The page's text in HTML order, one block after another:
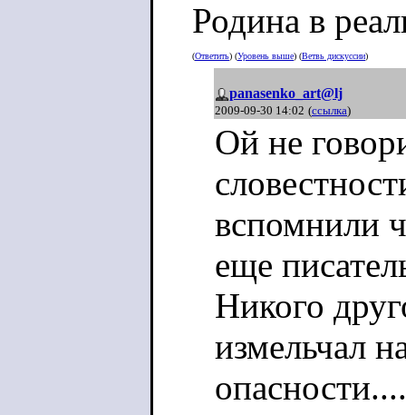
Родина в
(Ответить) (Уровень выше) (Ветвь дискуссии)
panasenko_art@lj
2009-09-30 14:02 (ссылка)
Ой не
вспомнили
еще
Никого
измельчал